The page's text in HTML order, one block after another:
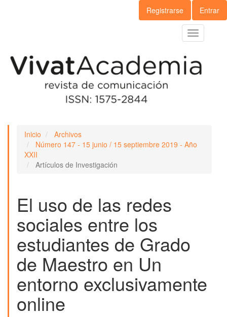
lateral
Registrarse Entrar
Toggle
navigation
Inicio
Archivos
Número 147 - 15 junio / 15 septiembre 2019 - Año
XXII
Artículos de Investigación
El uso de las redes
sociales entre los
estudiantes de Grado
de Maestro en Un
entorno exclusivamente
online